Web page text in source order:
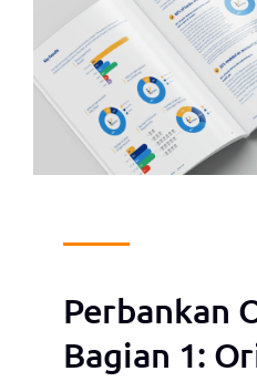
Perbankan
Bagian 1: